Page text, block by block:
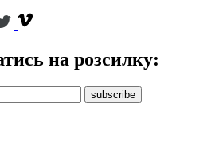
на розсилку:
subscribe